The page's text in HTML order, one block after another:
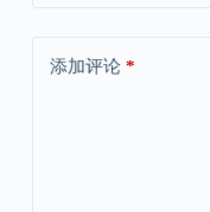
添加评论*